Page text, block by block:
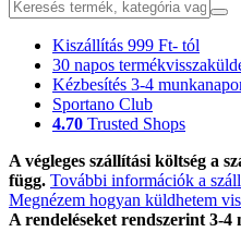
Kiszállítás 999 Ft- tól
30 napos
Kézbesítés 3-4
Sportano Club
4.70 Trusted Shops
A végleges szállítási költség a
függ. További információk a
Megnézem hogyan küldhetem
A rendeléseket rendszerint 3-